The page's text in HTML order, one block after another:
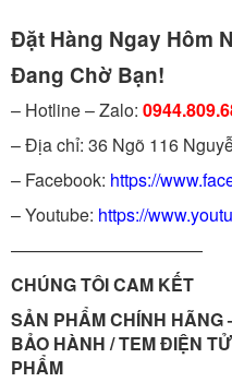
Đặt Hàng Ngay Hôm
Đang Chờ Bạn!
– Hotline – Zalo:
– Địa chỉ: 36 Ngõ 116
– Facebook: https://
– Youtube: https://
———————————
CHÚNG TÔI CAM KẾT
SẢN PHẨM CHÍNH HÃNG
BẢO HÀNH / TEM ĐIỆN
PHẨM